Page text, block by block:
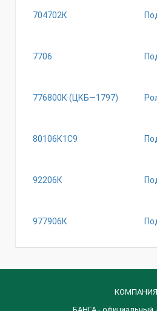
704702К
7706
776800К (ЦКБ—1797)
80106К1С9
92206К
977906К
КОМПАНИЯ